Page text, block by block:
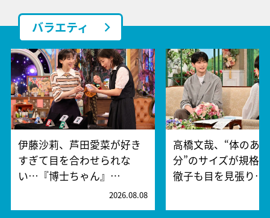
バラエティ
伊藤沙莉、芦田愛菜が好き
すぎて目を合わせられな
い…『博士ちゃん』…
2026.08.08
高橋文哉、“体のあ
分”のサイズが規格
徹子も目を見張り…